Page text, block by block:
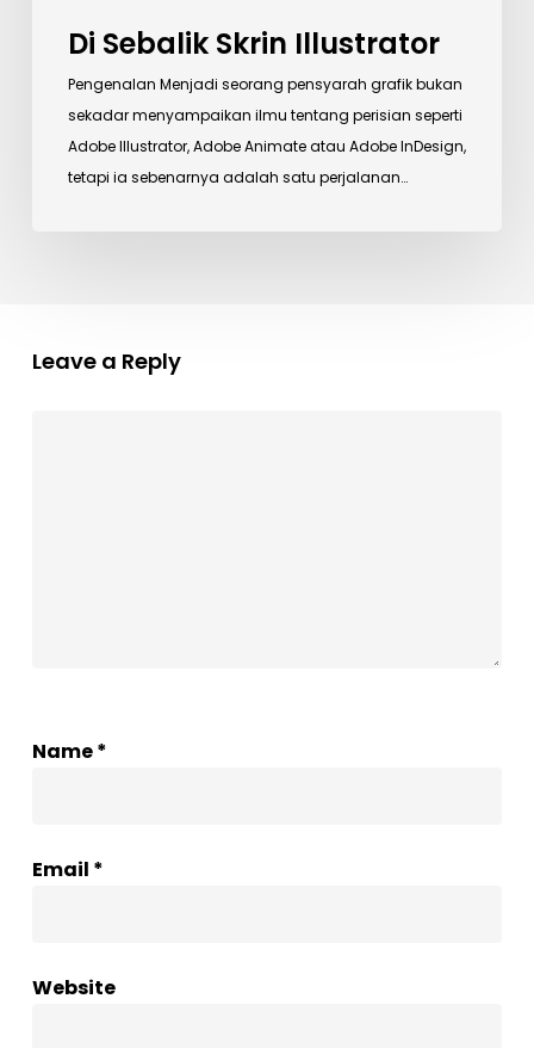
Di Sebalik Skrin Illustrator
Pengenalan Menjadi seorang pensyarah grafik bukan
sekadar menyampaikan ilmu tentang perisian seperti
Adobe Illustrator, Adobe Animate atau Adobe InDesign,
tetapi ia sebenarnya adalah satu perjalanan…
Leave a Reply
Name*
Email *
Website